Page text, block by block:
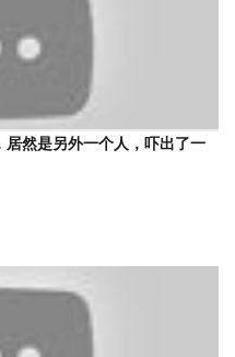
居然是另外一个人，吓出了一